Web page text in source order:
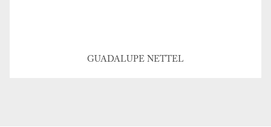
GUADALUPE NETTEL